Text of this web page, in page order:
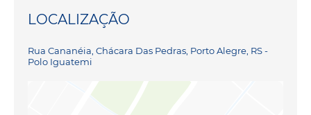
LOCALIZAÇÃO
Rua Cananéia, Chácara Das Pedras, Porto Alegre, RS -
Polo Iguatemi